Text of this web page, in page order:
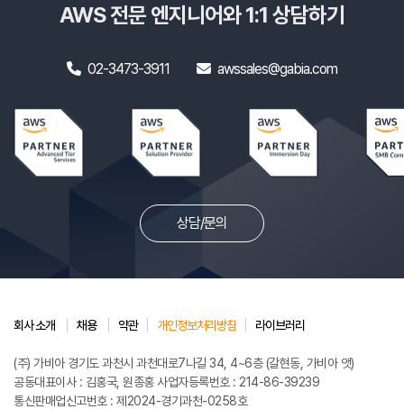
AWS 전문 엔지니어와 1:1 상담하기
02-3473-3911 awssales@gabia.com
상담/문의
회사 소개 채용 약관 개인정보처리방침 라이브러리
(주) 가비아 경기도 과천시 과천대로7나길 34, 4~6층 (갈현동, 가비아 앳)
공동대표이사 : 김홍국, 원종홍 사업자등록번호 : 214-86-39239
통신판매업신고번호 : 제2024-경기과천-0258호